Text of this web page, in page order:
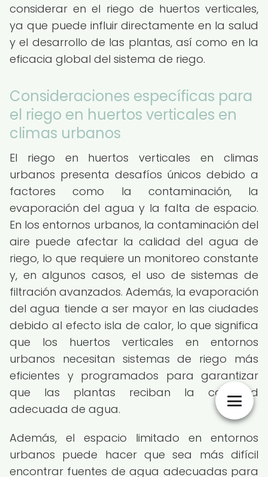
considerar en el riego de huertos verticales,
ya que puede influir directamente en la salud
y el desarrollo de las plantas, así como en la
eficacia global del sistema de riego.
Consideraciones específicas para
el riego en huertos verticales en
climas urbanos
El riego en huertos verticales en climas
urbanos presenta desafíos únicos debido a
factores como la contaminación, la
evaporación del agua y la falta de espacio.
En los entornos urbanos, la contaminación del
aire puede afectar la calidad del agua de
riego, lo que requiere un monitoreo constante
y, en algunos casos, el uso de sistemas de
filtración avanzados. Además, la evaporación
del agua tiende a ser mayor en las ciudades
debido al efecto isla de calor, lo que significa
que los huertos verticales en entornos
urbanos necesitan sistemas de riego más
eficientes y programados para garantizar
que las plantas reciban la cantidad
adecuada de agua.
Además, el espacio limitado en entornos
urbanos puede hacer que sea más difícil
encontrar fuentes de agua adecuadas para